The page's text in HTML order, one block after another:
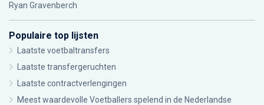
Ryan Gravenberch
Populaire top lijsten
Laatste voetbaltransfers
Laatste transfergeruchten
Laatste contractverlengingen
Meest waardevolle Voetballers spelend in de Nederlandse